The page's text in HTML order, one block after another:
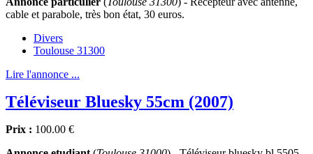
cable et parabole, très bon état, 30 euros.
Divers
Toulouse 31300
Lire l'annonce ...
Téléviseur Bluesky 55cm (2007)
Prix : 100.00 €